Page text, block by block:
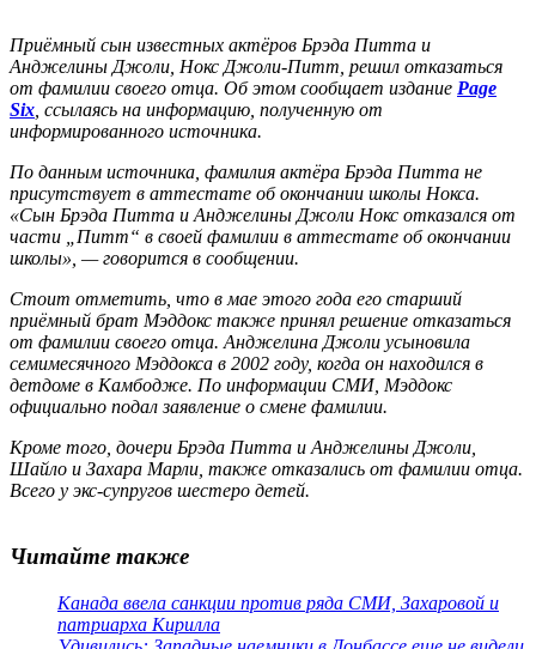
Приёмный сын известных актёров Брэда Питта и
Анджелины Джоли, Нокс Джоли-Питт, решил отказаться
от фамилии своего отца. Об этом сообщает издание Page
Six , ссылаясь на информацию, полученную от
информированного источника.
По данным источника, фамилия актёра Брэда Питта не
присутствует в аттестате об окончании школы Нокса.
«Сын Брэда Питта и Анджелины Джоли Нокс отказался от
части „Питт“ в своей фамилии в аттестате об окончании
школы», — говорится в сообщении.
Стоит отметить, что в мае этого года его старший
приёмный брат Мэддокс также принял решение отказаться
от фамилии своего отца. Анджелина Джоли усыновила
семимесячного Мэддокса в 2002 году, когда он находился в
детдоме в Камбодже. По информации СМИ, Мэддокс
официально подал заявление о смене фамилии.
Кроме того, дочери Брэда Питта и Анджелины Джоли,
Шайло и Захара Марли, также отказались от фамилии отца.
Всего у экс-супругов шестеро детей.
Читайте также
Канада ввела санкции против ряда СМИ, Захаровой и
патриарха Кирилла